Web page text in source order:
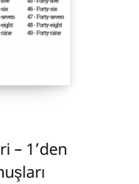
– 1’den